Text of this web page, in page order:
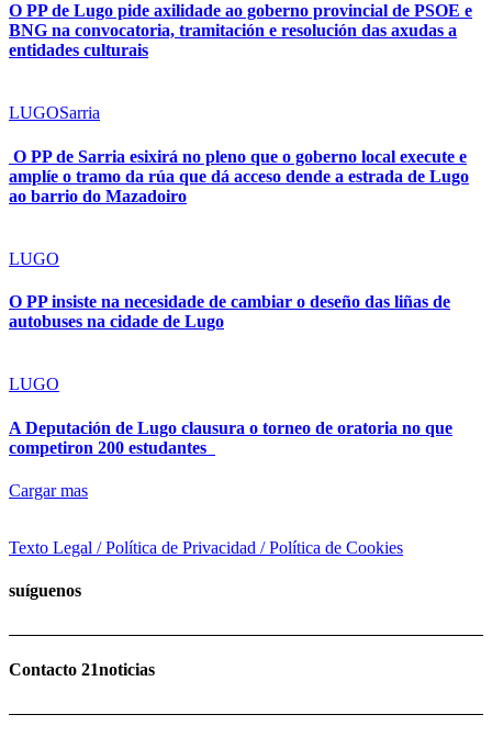
O PP de Lugo pide axilidade ao goberno provincial de PSOE e
BNG na convocatoria, tramitación e resolución das axudas a
entidades culturais
LUGOSarria
O PP de Sarria esixirá no pleno que o goberno local execute e
amplíe o tramo da rúa que dá acceso dende a estrada de Lugo
ao barrio do Mazadoiro
LUGO
O PP insiste na necesidade de cambiar o deseño das liñas de
autobuses na cidade de Lugo
LUGO
A Deputación de Lugo clausura o torneo de oratoria no que
competiron 200 estudantes
Cargar mas
Texto Legal / Política de Privacidad / Política de Cookies
suíguenos
Contacto 21noticias